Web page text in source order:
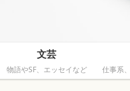
文芸
物語やSF、エッセイなど
仕事系